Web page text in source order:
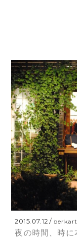
2015.07.12
夜の時間、時に